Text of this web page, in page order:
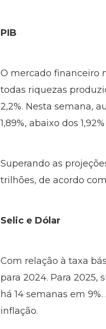
PIB
O mercado financeiro
todas riquezas
2,2%. Nesta semana,
1,89%, abaixo dos
Superando as
trilhões, de acordo
Selic e Dólar
Com relação à taxa
para 2024. Para 2025,
há 14 semanas em
inflação.